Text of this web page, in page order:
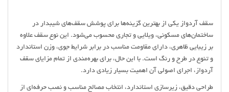
سقف آردواز یکی از بهترین گزینه‌ها برای پوشش سقف‌های شیبدار در
ساختمان‌های مسکونی، ویلایی و تجاری محسوب می‌شود. این نوع سقف علاوه
بر زیبایی ظاهری، دارای مقاومت مناسب در برابر شرایط جوی، وزن استاندارد
و تنوع در طرح و رنگ است. با این حال، برای بهره‌مندی از تمام مزایای سقف
آردواز، اجرای اصولی آن اهمیت بسیار زیادی دارد.
طراحی دقیق، زیرسازی استاندارد، انتخاب مصالح مناسب و نصب حرفه‌ای از